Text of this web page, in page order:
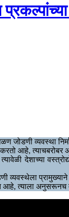
जोडणी व्यवस्था
आहे,
त्यावेळी देशाच्या
आहे, त्याला अनुसरूनच